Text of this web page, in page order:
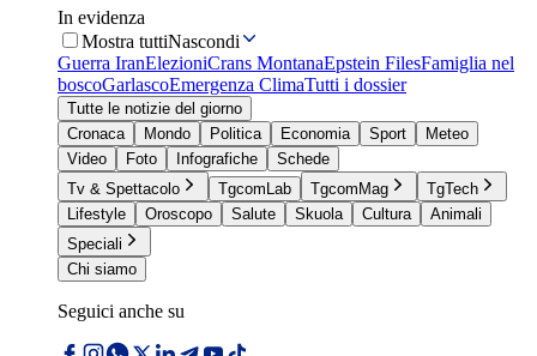
In evidenza
Mostra tuttiNascondi
Guerra IranElezioniCrans MontanaEpstein FilesFamiglia nel
boscoGarlascoEmergenza ClimaTutti i dossier
Tutte le notizie del giorno
Cronaca
Mondo Politica Economia Sport
Meteo
Video
Foto Infografiche
Schede
Tv & Spettacolo
TgcomLab TgcomMag
TgTech
Lifestyle
Oroscopo Salute Skuola Cultura
Animali
Speciali
Chi siamo
Seguici anche su